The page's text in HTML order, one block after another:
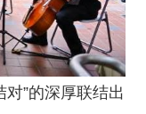
”的深厚联结出